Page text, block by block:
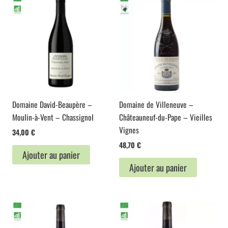
Domaine David-Beaupère –
Moulin-à-Vent – Chassignol
34,00 €
Ajouter au panier
Domaine de Villeneuve –
Châteauneuf-du-Pape – Vieilles
Vignes
48,70 €
Ajouter au panier